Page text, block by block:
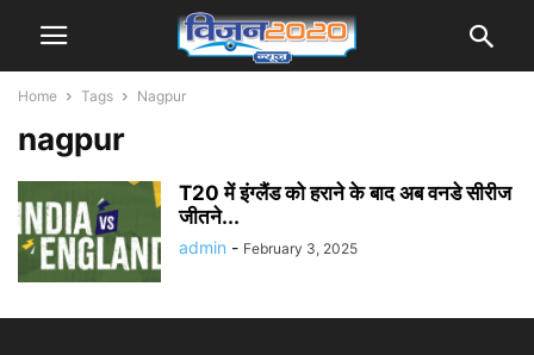
Home Tags Nagpur
nagpur
T20 में इंग्लैंड को हराने के बाद अब वनडे सीरीज
जीतने...
admin - February 3, 2025